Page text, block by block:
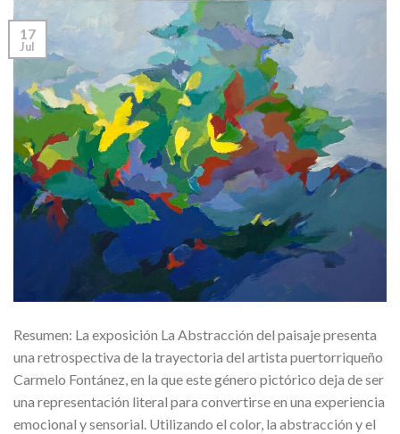
17
Jul
Resumen: La exposición La Abstracción del paisaje presenta
una retrospectiva de la trayectoria del artista puertorriqueño
Carmelo Fontánez, en la que este género pictórico deja de ser
una representación literal para convertirse en una experiencia
emocional y sensorial. Utilizando el color, la abstracción y el